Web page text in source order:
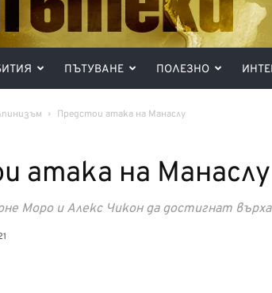
ПЪТУВАНЕ ПОЛЕЗНО
Предстои атака на Манаслу
атака на Манаслу
Моро и Алекс Чикон да достигнат върха